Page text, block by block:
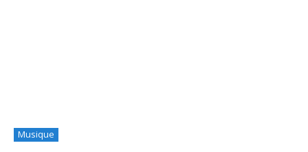
Musique